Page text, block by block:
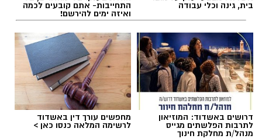
בית, גינה וכלי עבודה התחייבות- אתם קובעים לכמה
ואיזה ימים להירשם!
דרושים באשדוד: המוזיאון
לתרבות הפלשתים מגייס
מנהל/ת מחלקת חינוך
מחפשים עורך דין באשדוד
לרשימה המלאה כנסו כאן >